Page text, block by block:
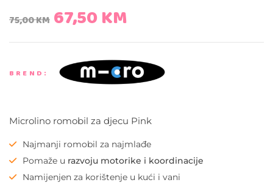
75,00KM 67,50KM
BREND:
Microlino romobil za djecu Pink
Najmanji romobil za najmlađe
Pomaže u razvoju motorike i koordinacije
Namijenjen za korištenje u kući i vani